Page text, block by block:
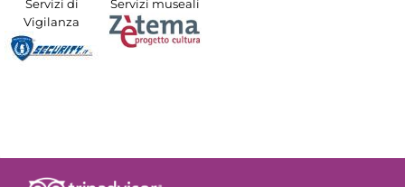
Servizi di
Vigilanza
Servizi museali